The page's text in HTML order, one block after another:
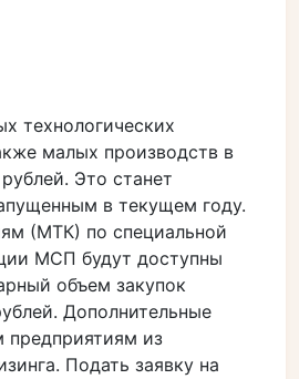
технологических
малых производств в
Это станет
в текущем году.
(МТК) по специальной
МСП будут доступны
объем закупок
Дополнительные
предприятиям из
Подать заявку на